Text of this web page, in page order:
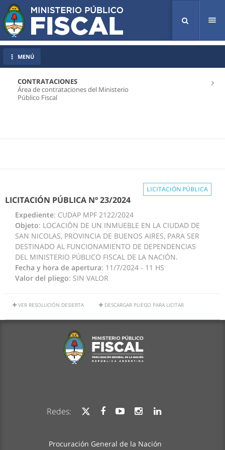
CONTRATACIONES
Área de contrataciones del Ministerio
Público Fiscal
MENÚ
LICITACIÓN PÚBLICA
LICITACIÓN PÚBLICA Nº 23/2024
Expediente: CUDAP MPF 2122/2024
Objeto: LOCACIÓN DE UN INMUEBLE EN LA CIUDAD DE
SAN NICOLAS, PROVINCIA DE BUENOS AIRES, PARA SER
DESTINADO AL FUNCIONAMIENTO DE DEPENDENCIAS
DEL MINISTERIO PÚBLICO FISCAL DE LA NACIÓN.
Fecha y hora de apertura: 11/7/2024 - 11 HS
Valor del pliego: SIN VALOR
VER RESOLUCIÓN DESIERTA DESCARGAR PLIEGO PARA LICITAR
Redes:
Procuración General de la Nación